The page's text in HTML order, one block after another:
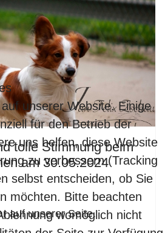
tolle Stimmung beim
am 30.05.2024
auf unserer Seite.
unserer Website. Einige
für den Betrieb der
uns helfen, diese Website
zu verbessern (Tracking
selbst entscheiden, ob Sie
möchten. Bitte beachten
womöglich nicht